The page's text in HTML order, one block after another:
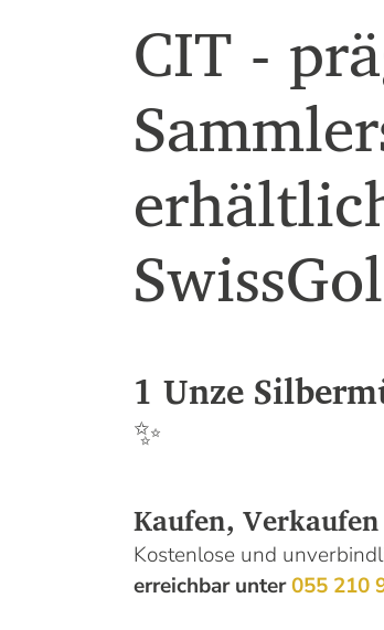
CIT -
1 Unze
✨
Kaufen,
Kostenlose und
erreichbar unter055 210